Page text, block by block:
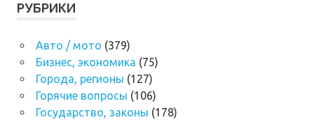
РУБРИКИ
Авто / мото (379)
Бизнес, экономика (75)
Города, регионы (127)
Горячие вопросы (106)
Государство, законы (178)